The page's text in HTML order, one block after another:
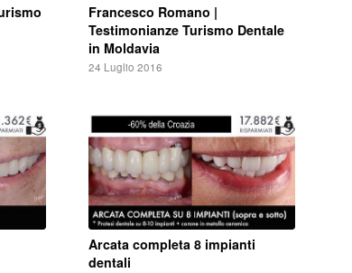
Francesco Romano |
Testimonianze Turismo Dentale
in Moldavia
24 Luglio 2016
Arcata completa 8 impianti
dentali